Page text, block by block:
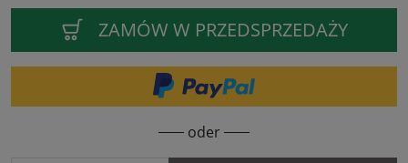
ZAMÓW W PRZEDSPRZEDAŻY
oder